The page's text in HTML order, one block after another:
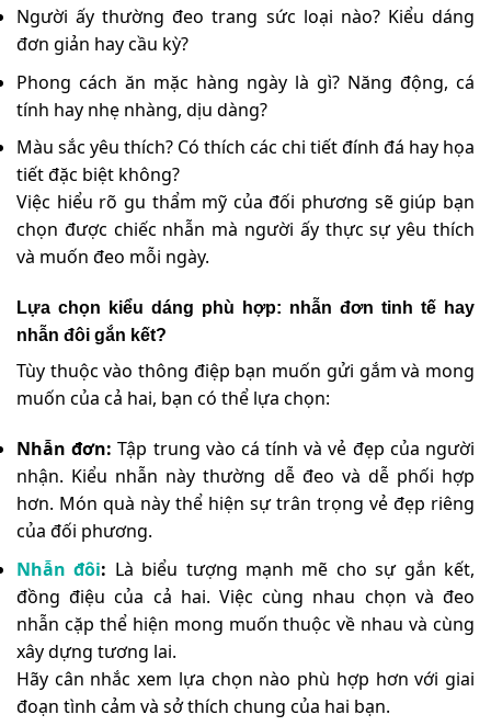
Người ấy thường đeo trang sức loại nào? Kiểu dáng
đơn giản hay cầu kỳ?
Phong cách ăn mặc hàng ngày là gì? Năng động, cá
tính hay nhẹ nhàng, dịu dàng?
Màu sắc yêu thích? Có thích các chi tiết đính đá hay họa
tiết đặc biệt không?
Việc hiểu rõ gu thẩm mỹ của đối phương sẽ giúp bạn
chọn được chiếc nhẫn mà người ấy thực sự yêu thích
và muốn đeo mỗi ngày.
Lựa chọn kiểu dáng phù hợp: nhẫn đơn tinh tế hay
nhẫn đôi gắn kết?
Tùy thuộc vào thông điệp bạn muốn gửi gắm và mong
muốn của cả hai, bạn có thể lựa chọn:
Nhẫn đơn: Tập trung vào cá tính và vẻ đẹp của người
nhận. Kiểu nhẫn này thường dễ đeo và dễ phối hợp
hơn. Món quà này thể hiện sự trân trọng vẻ đẹp riêng
của đối phương.
Nhẫn đôi: Là biểu tượng mạnh mẽ cho sự gắn kết,
đồng điệu của cả hai. Việc cùng nhau chọn và đeo
nhẫn cặp thể hiện mong muốn thuộc về nhau và cùng
xây dựng tương lai.
Hãy cân nhắc xem lựa chọn nào phù hợp hơn với giai
đoạn tình cảm và sở thích chung của hai bạn.